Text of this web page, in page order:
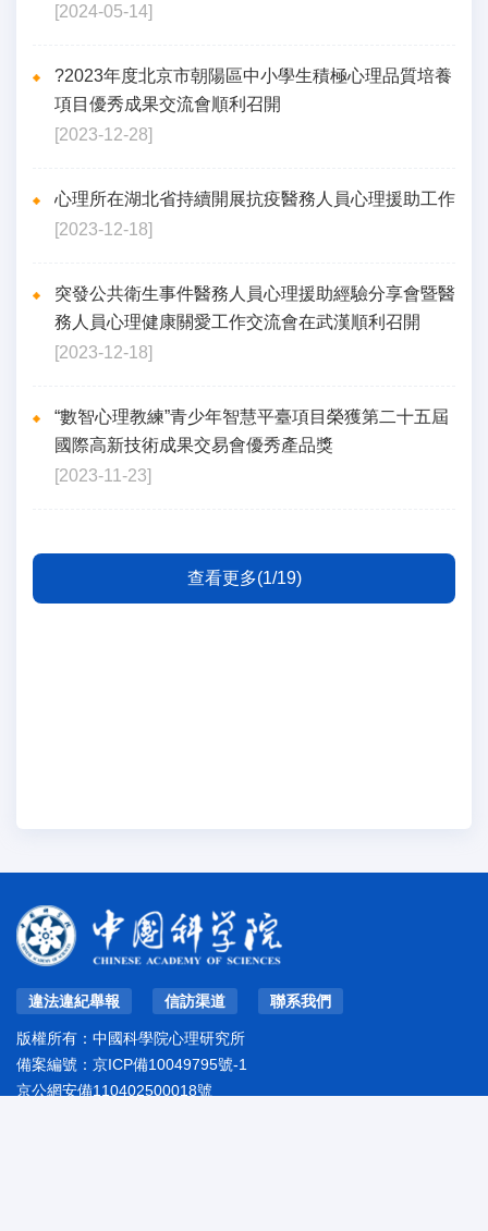
[2024-05-14]
?2023年度北京市朝陽區中小學生積極心理品質培養
項目優秀成果交流會順利召開
[2023-12-28]
心理所在湖北省持續開展抗疫醫務人員心理援助工作
[2023-12-18]
突發公共衛生事件醫務人員心理援助經驗分享會暨醫
務人員心理健康關愛工作交流會在武漢順利召開
[2023-12-18]
“數智心理教練”青少年智慧平臺項目榮獲第二十五屆
國際高新技術成果交易會優秀產品獎
[2023-11-23]
查看更多(1/19)
違法違紀舉報 信訪渠道 聯系我們
版權所有：中國科學院心理研究所
備案編號： 京ICP備10049795號-1
京公網安備110402500018號